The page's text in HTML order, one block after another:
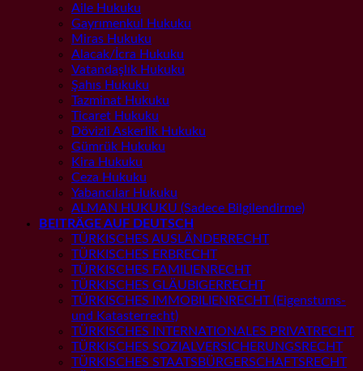
Aile Hukuku
Gayrımenkul Hukuku
Miras Hukuku
Alacak/İcra Hukuku
Vatandaşlık Hukuku
Şahıs Hukuku
Tazminat Hukuku
Ticaret Hukuku
Dövizli Askerlik Hukuku
Gümrük Hukuku
Kira Hukuku
Ceza Hukuku
Yabancılar Hukuku
ALMAN HUKUKU (Sadece Bilgilendirme)
BEITRÄGE AUF DEUTSCH
TÜRKISCHES AUSLÄNDERRECHT
TÜRKISCHES ERBRECHT
TÜRKISCHES FAMILIENRECHT
TÜRKISCHES GLÄUBIGERRECHT
TÜRKISCHES IMMOBILIENRECHT (Eigenstums-
und Katasterrecht)
TÜRKISCHES INTERNATIONALES PRIVATRECHT
TÜRKISCHES SOZIALVERSICHERUNGSRECHT
TÜRKISCHES STAATSBÜRGERSCHAFTSRECHT